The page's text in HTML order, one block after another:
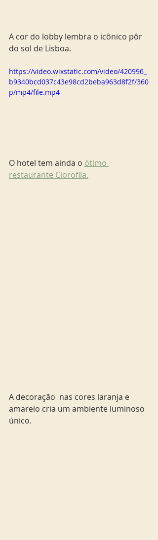
A cor do lobby lembra o icônico pôr
do sol de Lisboa.
https://video.wixstatic.com/video/420996_
b9340bcd037c43e98cd2beba963d8f2f/360
p/mp4/file.mp4
O hotel tem ainda o ótimo
restaurante Clorofila.
A decoração  nas cores laranja e
amarelo cria um ambiente luminoso
único.